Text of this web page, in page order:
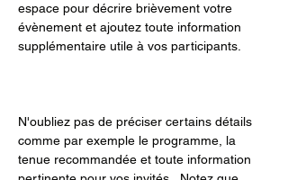
espace pour décrire brièvement votre
évènement et ajoutez toute information
supplémentaire utile à vos participants.
N'oubliez pas de préciser certains détails
comme par exemple le programme, la
tenue recommandée et toute information